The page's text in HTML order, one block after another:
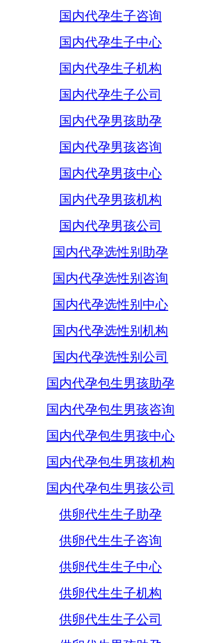
国内代孕生子咨询
国内代孕生子中心
国内代孕生子机构
国内代孕生子公司
国内代孕男孩助孕
国内代孕男孩咨询
国内代孕男孩中心
国内代孕男孩机构
国内代孕男孩公司
国内代孕选性别助孕
国内代孕选性别咨询
国内代孕选性别中心
国内代孕选性别机构
国内代孕选性别公司
国内代孕包生男孩助孕
国内代孕包生男孩咨询
国内代孕包生男孩中心
国内代孕包生男孩机构
国内代孕包生男孩公司
供卵代生生子助孕
供卵代生生子咨询
供卵代生生子中心
供卵代生生子机构
供卵代生生子公司